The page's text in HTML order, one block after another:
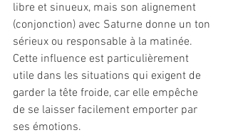
libre et sinueux, mais son alignement
(conjonction) avec Saturne donne un ton
sérieux ou responsable à la matinée.
Cette influence est particulièrement
utile dans les situations qui exigent de
garder la tête froide, car elle empêche
de se laisser facilement emporter par
ses émotions.